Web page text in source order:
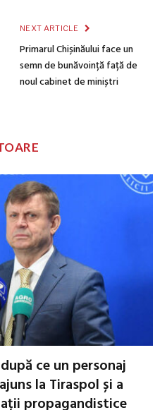
NEXT ARTICLE
Primarul Chișinăului face un
semn de bunăvoință față de
noul cabinet de miniștri
ce un personaj
la Tiraspol și a
propagandistice